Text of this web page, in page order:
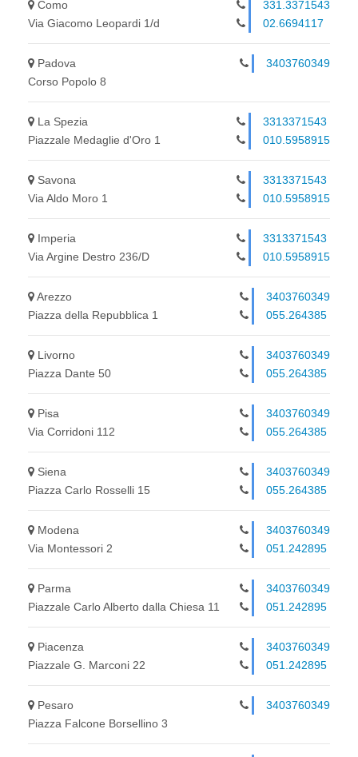
331.3371543
02.6694117
Como
Via Giacomo Leopardi 1/d
3403760349
Padova
Corso Popolo 8
3313371543
010.5958915
La Spezia
Piazzale Medaglie d'Oro 1
3313371543
010.5958915
Savona
Via Aldo Moro 1
3313371543
010.5958915
Imperia
Via Argine Destro 236/D
3403760349
055.264385
Arezzo
Piazza della Repubblica 1
3403760349
055.264385
Livorno
Piazza Dante 50
3403760349
055.264385
Pisa
Via Corridoni 112
3403760349
055.264385
Siena
Piazza Carlo Rosselli 15
3403760349
051.242895
Modena
Via Montessori 2
3403760349
051.242895
Parma
Piazzale Carlo Alberto dalla Chiesa 11
3403760349
051.242895
Piacenza
Piazzale G. Marconi 22
3403760349
Pesaro
Piazza Falcone Borsellino 3